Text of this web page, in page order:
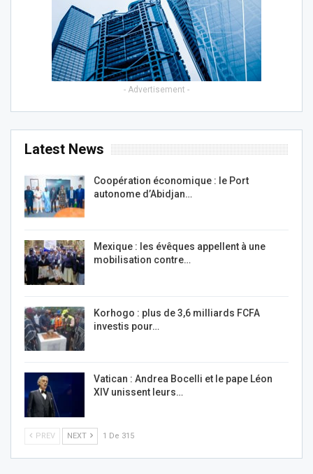
- Advertisement -
Latest News
Coopération économique : le Port
autonome d’Abidjan…
Mexique : les évêques appellent à une
mobilisation contre…
Korhogo : plus de 3,6 milliards FCFA
investis pour…
Vatican : Andrea Bocelli et le pape Léon
XIV unissent leurs…
PREV NEXT 1 De 315